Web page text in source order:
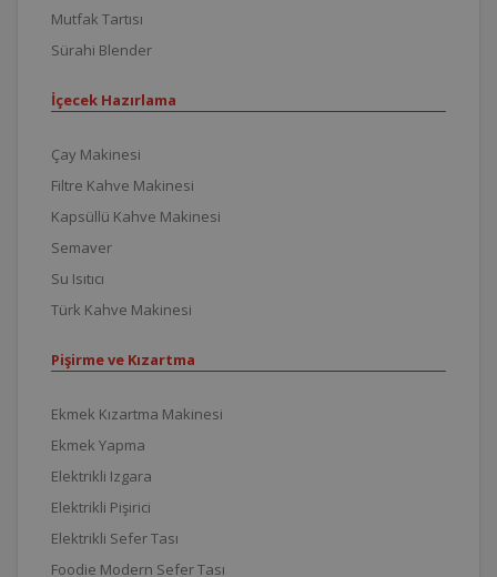
Mutfak Tartısı
Sürahi Blender
İçecek Hazırlama
Çay Makinesi
Filtre Kahve Makinesi
Kapsüllü Kahve Makinesi
Semaver
Su Isıtıcı
Türk Kahve Makinesi
Pişirme ve Kızartma
Ekmek Kızartma Makinesi
Ekmek Yapma
Elektrikli Izgara
Elektrikli Pişirici
Elektrikli Sefer Tası
Foodie Modern Sefer Tası